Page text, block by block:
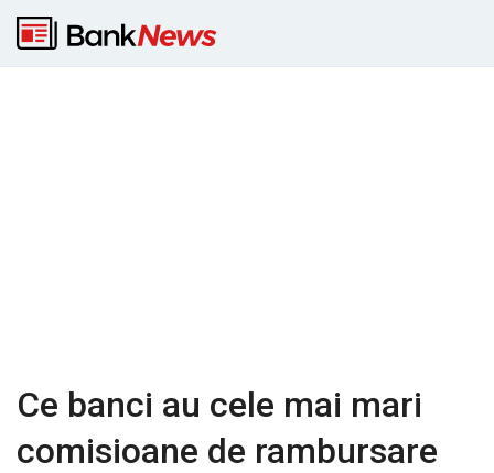
Ce banci au cele mai mari
comisioane de rambursare